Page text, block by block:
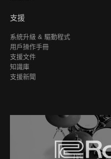
支援
系統升級 & 驅動程式
用戶操作手冊
支援文件
知識庫
支援新聞